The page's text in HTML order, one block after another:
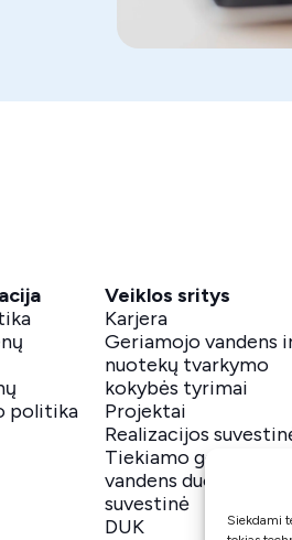
Siekdami
politika
Veiklos sritys
Karjera
Geriamojo vandens
nuotekų tvarkymo
kokybės tyrimai
Projektai
Realizacijos
Tiekiamo geriamojo
vandens duomenų
suvestinė
DUK